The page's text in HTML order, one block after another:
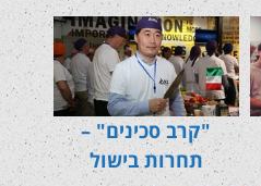
"קרב סכינים" –
תחרות בישול